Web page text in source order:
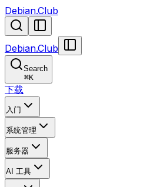
Debian.Club
Debian.Club
Search
⌘K
下载
入门
系统管理
服务器
AI 工具